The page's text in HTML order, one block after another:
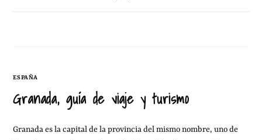
ESPAÑA
Granada, guía de viaje y turismo
Granada es la capital de la provincia del mismo nombre, uno de